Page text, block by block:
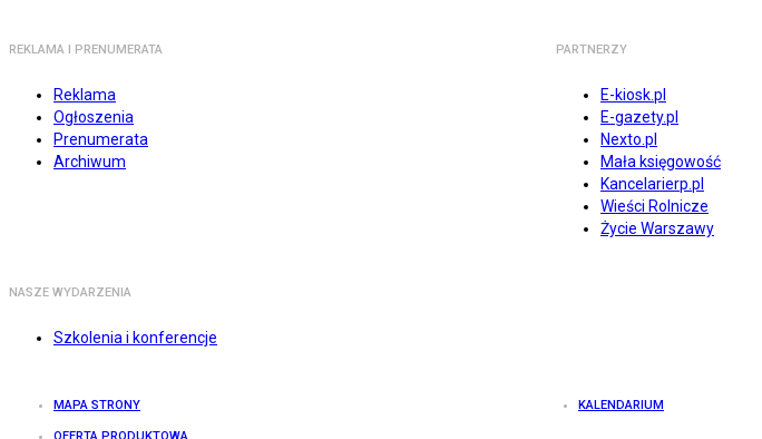
REKLAMA I PRENUMERATA
Reklama
Ogłoszenia
Prenumerata
Archiwum
PARTNERZY
E-kiosk.pl
E-gazety.pl
Nexto.pl
Mała księgowość
Kancelarierp.pl
Wieści Rolnicze
Życie Warszawy
NASZE WYDARZENIA
Szkolenia i konferencje
MAPA STRONY KALENDARIUM